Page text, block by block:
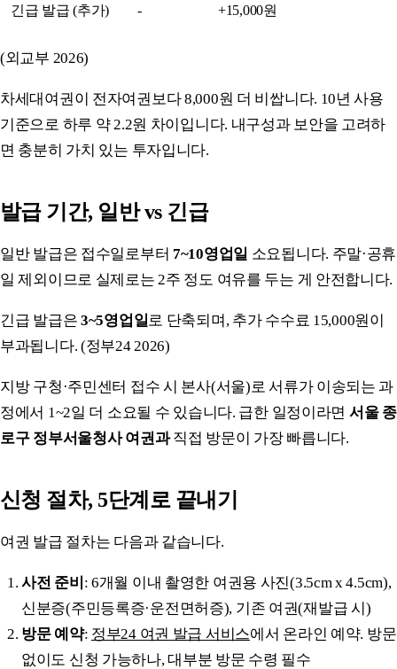
긴급 발급 (추가) - +15,000원
(외교부 2026)
차세대여권이 전자여권보다 8,000원 더 비쌉니다. 10년 사용
기준으로 하루 약 2.2원 차이입니다. 내구성과 보안을 고려하
면 충분히 가치 있는 투자입니다.
발급 기간, 일반 vs 긴급
일반 발급은 접수일로부터 7~10영업일 소요됩니다. 주말·공휴
일 제외이므로 실제로는 2주 정도 여유를 두는 게 안전합니다.
긴급 발급은 3~5영업일 로 단축되며, 추가 수수료 15,000원이
부과됩니다. (정부24 2026)
지방 구청·주민센터 접수 시 본사(서울)로 서류가 이송되는 과
정에서 1~2일 더 소요될 수 있습니다. 급한 일정이라면 서울 종
로구 정부서울청사 여권과직접 방문이 가장 빠릅니다.
신청 절차, 5단계로 끝내기
여권 발급 절차는 다음과 같습니다.
사전 준비 : 6개월 이내 촬영한 여권용 사진(3.5cm x 4.5cm),
신분증(주민등록증·운전면허증), 기존 여권(재발급 시)
방문 예약: 정부24 여권 발급 서비스에서 온라인 예약. 방문
없이도 신청 가능하나, 대부분 방문 수령 필수